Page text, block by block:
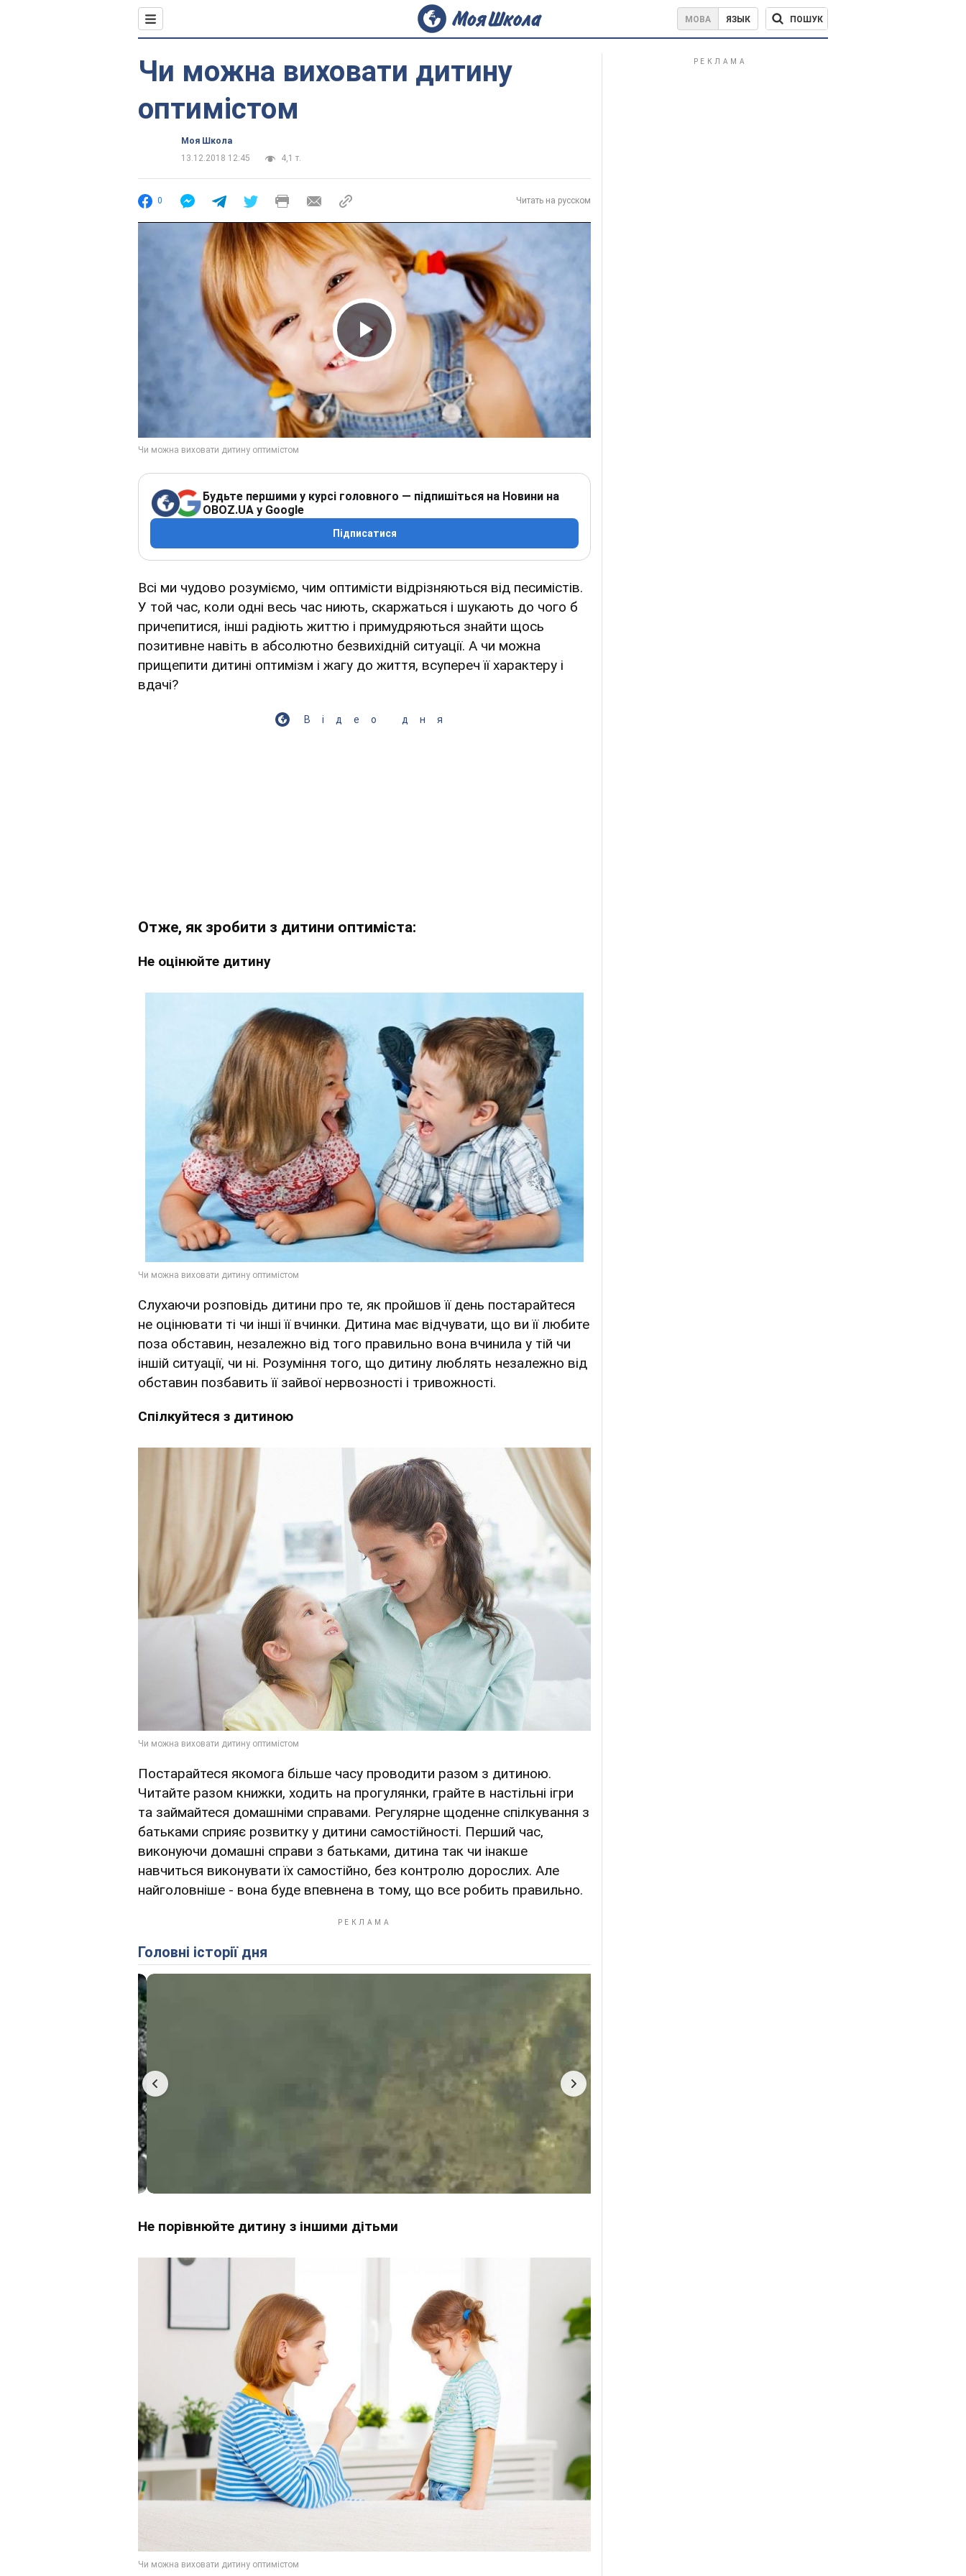
МОВА ЯЗЫК ПОШУК
Чи можна виховати дитину
оптимістом
Моя Школа
13.12.2018 12:45
4,1 т.
0 Читать на русском
Play Video
Будьте першими у курсі головного — підпишіться на Новини на
OBOZ.UA у Google
Підписатися
Всі ми чудово розуміємо, чим оптимісти відрізняються від песимістів.
У той час, коли одні весь час ниють, скаржаться і шукають до чого б
причепитися, інші радіють життю і примудряються знайти щось
позитивне навіть в абсолютно безвихідній ситуації. А чи можна
прищепити дитині оптимізм і жагу до життя, всупереч її характеру і
вдачі?
Відео дня
Отже, як зробити з дитини оптиміста:
Не оцінюйте дитину
Слухаючи розповідь дитини про те, як пройшов її день постарайтеся
не оцінювати ті чи інші її вчинки. Дитина має відчувати, що ви її любите
поза обставин, незалежно від того правильно вона вчинила у тій чи
іншій ситуації, чи ні. Розуміння того, що дитину люблять незалежно від
обставин позбавить її зайвої нервозності і тривожності.
Спілкуйтеся з дитиною
Постарайтеся якомога більше часу проводити разом з дитиною.
Читайте разом книжки, ходить на прогулянки, грайте в настільні ігри
та займайтеся домашніми справами. Регулярне щоденне спілкування з
батьками сприяє розвитку у дитини самостійності. Перший час,
виконуючи домашні справи з батьками, дитина так чи інакше
навчиться виконувати їх самостійно, без контролю дорослих. Але
найголовніше - вона буде впевнена в тому, що все робить правильно.
Головні історії дня
Не порівнюйте дитину з іншими дітьми